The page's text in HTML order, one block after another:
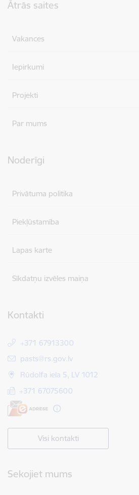
Ātrās saites
Vakances
Iepirkumi
Projekti
Par mums
Noderīgi
Privātuma politika
Piekļūstamība
Lapas karte
Sīkdatņu izvēles maiņa
Kontakti
+371 67913300
E-pasts:
pasts@rs.gov.lv
Rūdolfa iela 5, LV 1012
+371 67075600
Visi kontakti
Sekojiet mums